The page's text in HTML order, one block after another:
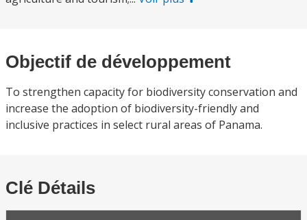
Objectif de développement
To strengthen capacity for biodiversity conservation and
increase the adoption of biodiversity-friendly and
inclusive practices in select rural areas of Panama.
Clé Détails